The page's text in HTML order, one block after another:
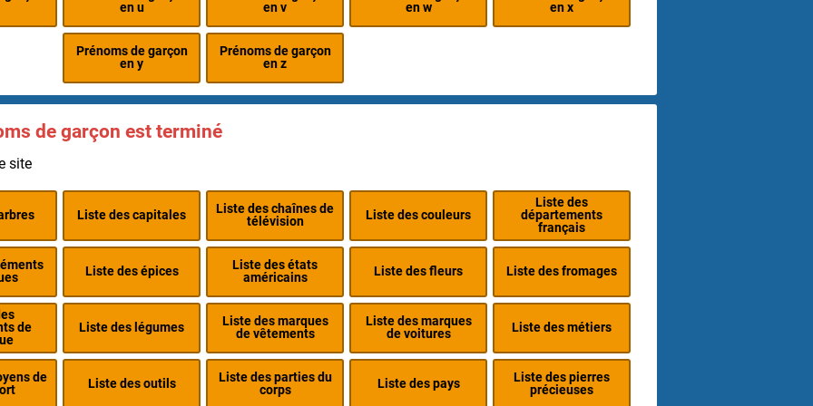
en u
en v
en w
en x
Prénoms de garçon
en y
Prénoms de garçon
en z
de garçon est terminé
site
Liste des capitales
Liste des chaînes de
télévision
Liste des couleurs
Liste des
départements
français
Liste des épices
Liste des états
américains
Liste des fleurs Liste des fromages
de
Liste des légumes
Liste des marques
de vêtements
Liste des marques
de voitures
Liste des métiers
de
Liste des outils
Liste des parties du
corps
Liste des pays
Liste des pierres
précieuses